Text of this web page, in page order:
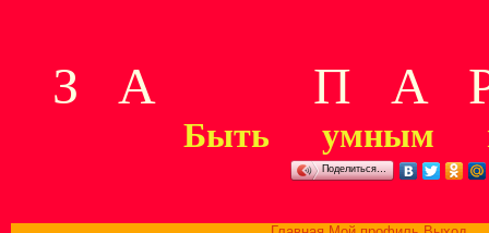
З А П А Р
Быть умным
Поделиться…